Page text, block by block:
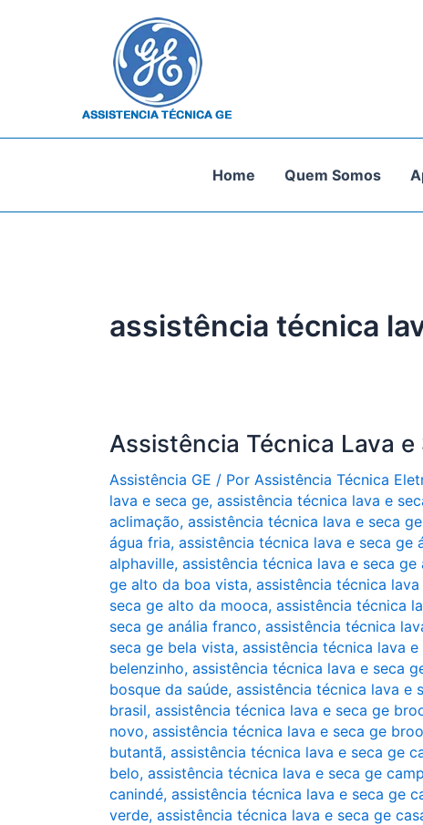
Home Quem Somos
assistência técnica
Assistência Técnica Lava e
Assistência GE / Por Assistência Técnica
lava e seca ge, assistência técnica lava e
aclimação, assistência técnica lava e seca
água fria, assistência técnica lava e seca ge
alphaville, assistência técnica lava e seca
ge alto da boa vista, assistência técnica
seca ge alto da mooca, assistência técnica
seca ge anália franco, assistência técnica
seca ge bela vista, assistência técnica lava e
belenzinho, assistência técnica lava e seca
bosque da saúde, assistência técnica lava e
brasil, assistência técnica lava e seca ge
novo, assistência técnica lava e seca ge
butantã, assistência técnica lava e seca ge
belo, assistência técnica lava e seca ge
canindé, assistência técnica lava e seca ge
verde, assistência técnica lava e seca ge